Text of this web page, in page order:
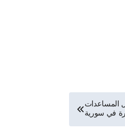
المساعدات
في سورية